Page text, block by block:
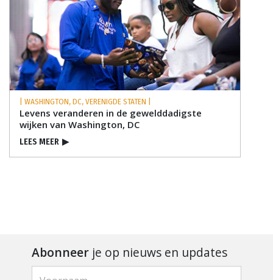
| WASHINGTON, DC, VERENIGDE STATEN |
Levens veranderen in de gewelddadigste
wijken van Washington, DC
LEES MEER ▶
Abonneer je op nieuws en updates